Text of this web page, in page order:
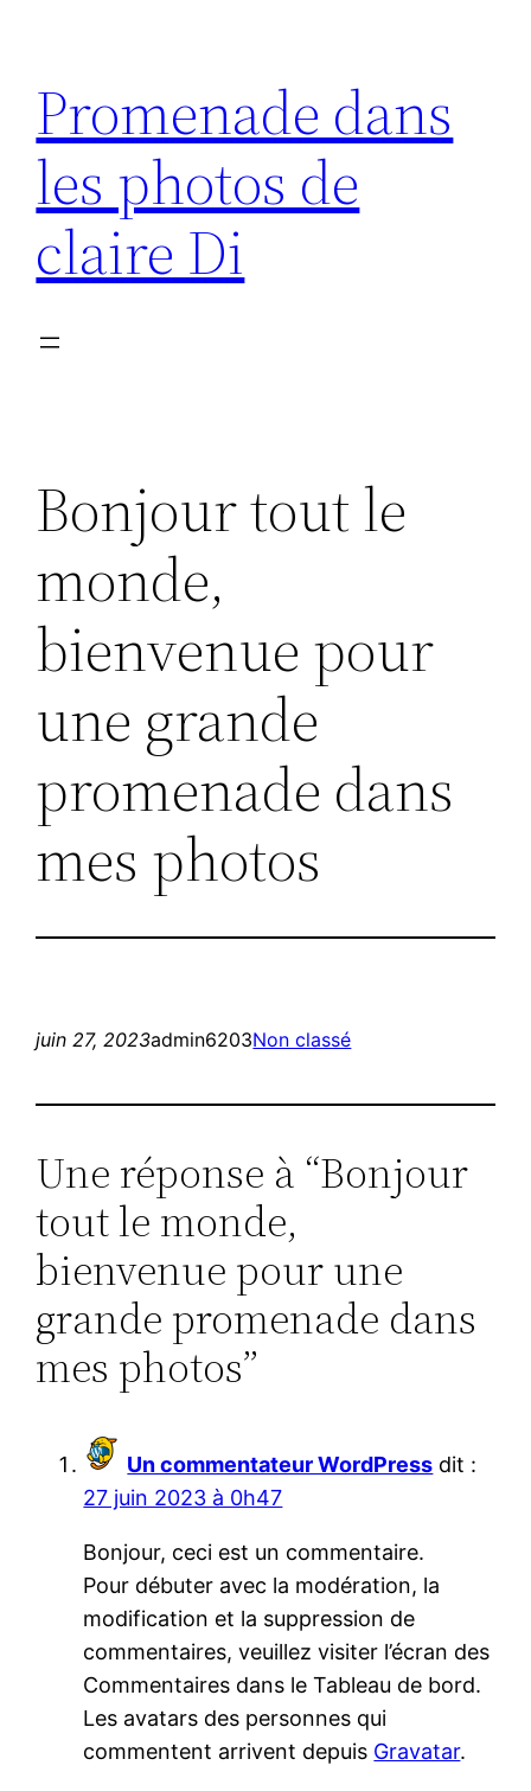
contenu
Promenade dans
les photos de
claire Di
Bonjour tout le
monde,
bienvenue pour
une grande
promenade dans
mes photos
juin 27, 2023admin6203Non classé
Une réponse à “Bonjour
tout le monde,
bienvenue pour une
grande promenade dans
mes photos”
Un commentateur WordPress dit :
27 juin 2023 à 0h47
Bonjour, ceci est un commentaire.
Pour débuter avec la modération, la
modification et la suppression de
commentaires, veuillez visiter l’écran des
Commentaires dans le Tableau de bord.
Les avatars des personnes qui
commentent arrivent depuis Gravatar.